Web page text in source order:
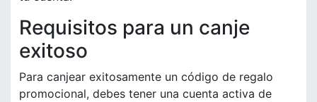
Requisitos para un canje
exitoso
Para canjear exitosamente un código de regalo
promocional, debes tener una cuenta activa de